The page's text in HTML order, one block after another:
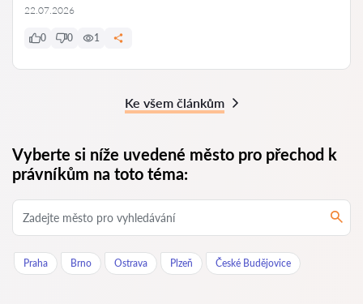
22.07.2026
0 0 1
Ke všem článkům
Vyberte si níže uvedené město pro přechod k
právníkům na toto téma:
Praha Brno Ostrava Plzeň České Budějovice